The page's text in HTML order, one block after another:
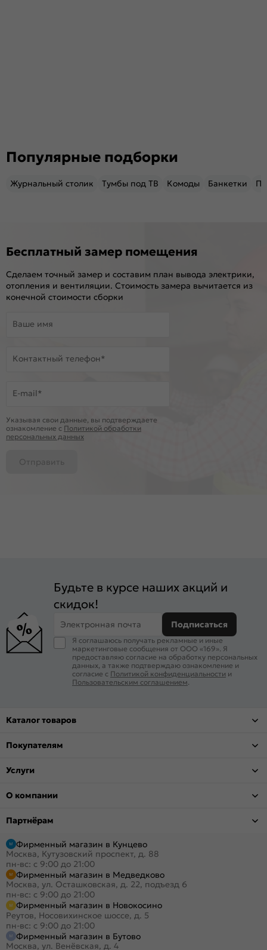
Популярные подборки
Журнальный столик Тумбы под ТВ Комоды Банкетки
Бесплатный замер помещения
Сделаем точный замер и составим план вывода электрики,
отопления и вентиляции. Стоимость замера вычитается из
конечной стоимости сборки
Ваше имя
Контактный телефон*
E-mail*
Указывая свои данные, вы подтверждаете
ознакомление c Политикой обработки
персональных данных
Отправить
Будьте в курсе наших акций и
скидок!
Электронная почта Подписаться
Я соглашаюсь получать рекламные и иные
маркетинговые сообщения от ООО «169». Я
предоставляю согласие на обработку персональных
данных, а также подтверждаю ознакомление и
согласие с Политикой конфиденциальности и
Пользовательским соглашением.
Каталог товаров
Покупателям
Услуги
О компании
Партнёрам
Фирменный магазин в Кунцево
Москва, Кутузовский проспект, д. 88
пн-вс: с 9:00 до 21:00
Фирменный магазин в Медведково
Москва, ул. Осташковская, д. 22, подъезд 6
пн-вс: с 9:00 до 21:00
Фирменный магазин в Новокосино
Реутов, Носовихинское шоссе, д. 5
пн-вс: с 9:00 до 21:00
Фирменный магазин в Бутово
Москва, ул. Венёвская, д. 4